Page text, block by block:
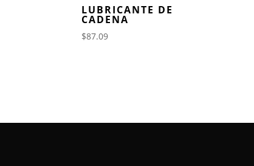
LUBRICANTE DE
CADENA
$87.09